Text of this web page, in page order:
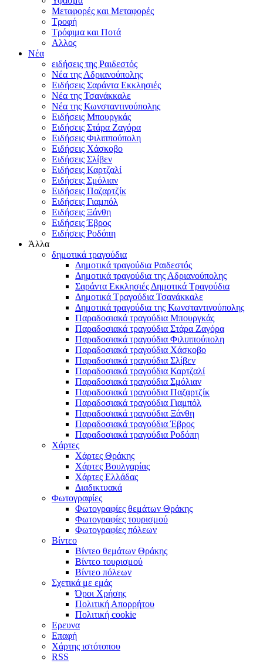
Μεταφορές και Μεταφορές
Τροφή
Τρόφιμα και Ποτά
Αλλος
Νέα
ειδήσεις της Ραιδεστός
Νέα της Αδριανούπολης
Ειδήσεις Σαράντα Εκκλησιές
Νέα της Τσανάκκαλε
Νέα της Κωνσταντινούπολης
Ειδήσεις Μπουργκάς
Ειδήσεις Στάρα Ζαγόρα
Ειδήσεις Φιλιππούπολη
Ειδήσεις Χάσκοβο
Ειδήσεις Σλίβεν
Ειδήσεις Καρτζαλί
Ειδήσεις Σμόλιαν
Ειδήσεις Παζαρτζίκ
Ειδήσεις Γιαμπόλ
Ειδήσεις Ξάνθη
Ειδήσεις Έβρος
Ειδήσεις Ροδόπη
Άλλα
δημοτικά τραγούδια
Δημοτικά τραγούδια Ραιδεστός
Δημοτικά τραγούδια της Αδριανούπολης
Σαράντα Εκκλησιές Δημοτικά Τραγούδια
Δημοτικά Τραγούδια Τσανάκκαλε
Δημοτικά τραγούδια της Κωνσταντινούπολης
Παραδοσιακά τραγούδια Μπουργκάς
Παραδοσιακά τραγούδια Στάρα Ζαγόρα
Παραδοσιακά τραγούδια Φιλιππούπολη
Παραδοσιακά τραγούδια Χάσκοβο
Παραδοσιακά τραγούδια Σλίβεν
Παραδοσιακά τραγούδια Καρτζαλί
Παραδοσιακά τραγούδια Σμόλιαν
Παραδοσιακά τραγούδια Παζαρτζίκ
Παραδοσιακά τραγούδια Γιαμπόλ
Παραδοσιακά τραγούδια Ξάνθη
Παραδοσιακά τραγούδια Έβρος
Παραδοσιακά τραγούδια Ροδόπη
Χάρτες
Χάρτες Θράκης
Χάρτες Βουλγαρίας
Χάρτες Ελλάδας
Διαδικτυακά
Φωτογραφίες
Φωτογραφίες θεμάτων Θράκης
Φωτογραφίες τουρισμού
Φωτογραφίες πόλεων
Βίντεο
Βίντεο θεμάτων Θράκης
Βίντεο τουρισμού
Βίντεο πόλεων
Σχετικά με εμάς
Όροι Χρήσης
Πολιτική Απορρήτου
Πολιτική cookie
Ερευνα
Επαφή
Χάρτης ιστότοπου
RSS